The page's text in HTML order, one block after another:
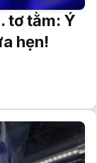
tơ tằm: Ý
hẹn!